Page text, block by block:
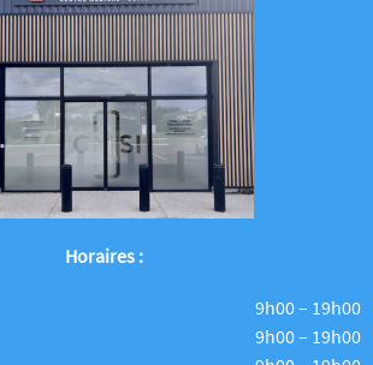
Horaires :
9h00 – 19h00
9h00 – 19h00